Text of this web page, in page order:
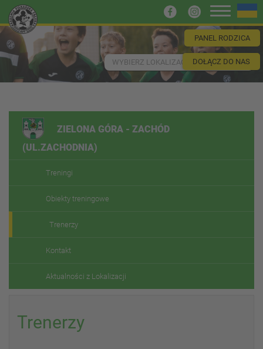
PANEL RODZICA
DOŁĄCZ DO NAS
WYBIERZ LOKALIZACJĘ
ZIELONA GÓRA - ZACHÓD
(UL.ZACHODNIA)
Treningi
Obiekty treningowe
Trenerzy
Kontakt
Aktualności z Lokalizacji
Trenerzy